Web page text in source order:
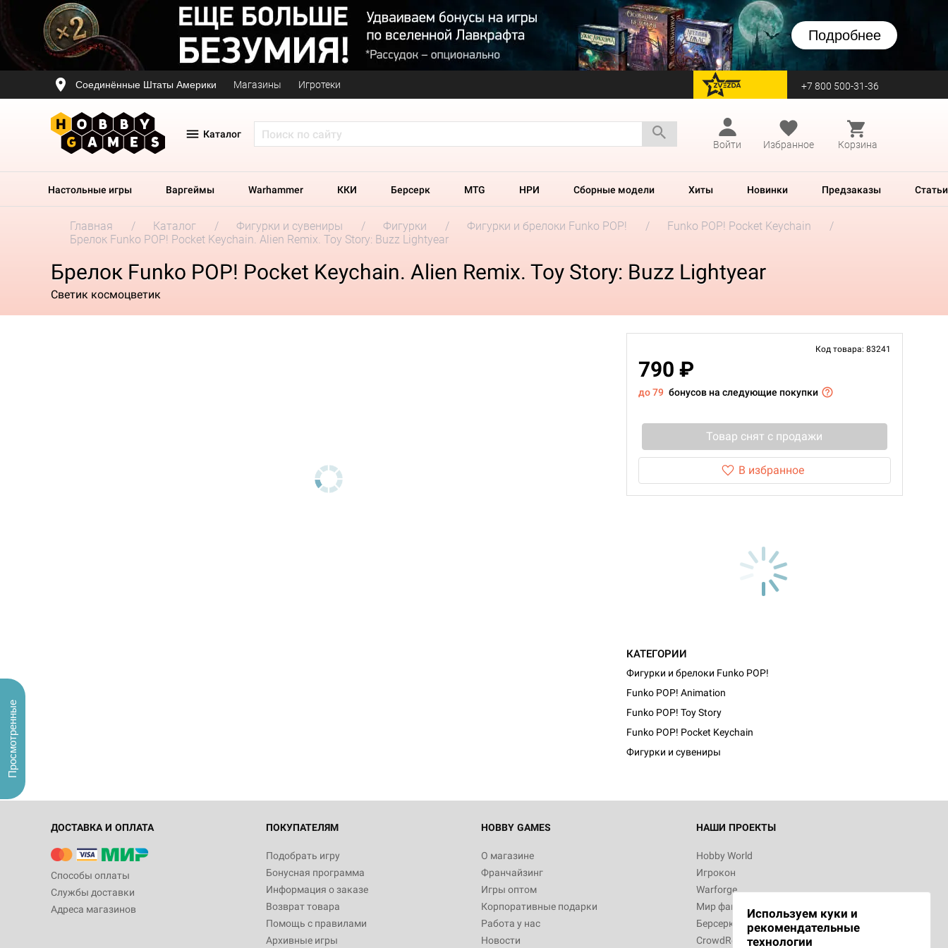
Подробнее
Соединённые Штаты Америки Магазины Игротеки перейти на Zvezda +7 800 500-31-36
Каталог
Войти
Избранное Корзина
Настольные игры Варгеймы Warhammer ККИ Берсерк MTG НРИ Сборные модели Хиты Новинки Предзаказы Статьи
Главная Каталог Фигурки и сувениры Фигурки Фигурки и брелоки Funko POP!
Funko POP! Pocket Keychain
Брелок Funko POP! Pocket Keychain. Alien Remix. Toy Story: Buzz Lightyear
Брелок Funko POP! Pocket Keychain. Alien Remix. Toy Story: Buzz Lightyear
Светик космоцветик
Код товара: 83241
790 ₽
до 79 бонусов на следующие покупки
Товар снят с продажи
В избранное
КАТЕГОРИИ
Фигурки и брелоки Funko POP!
Funko POP! Animation
Funko POP! Toy Story
Funko POP! Pocket Keychain
Фигурки и сувениры
ДОСТАВКА И ОПЛАТА
Способы оплаты
Службы доставки
Адреса магазинов
ПОКУПАТЕЛЯМ
Подобрать игру
Бонусная программа
Информация о заказе
Возврат товара
Помощь с правилами
Архивные игры
HOBBY GAMES
О магазине
Франчайзинг
Игры оптом
Корпоративные подарки
Работа у нас
Новости
НАШИ ПРОЕКТЫ
Hobby World
Игрокон
Warforge
Мир фантастики
Берсерк
CrowdRepublic
Используем куки и
рекомендательные
технологии
Просмотренные
Настольная игра Hobby World Зомбицид:
империи: Боевая тревога
799
Настольная игра Hobby World Ужас
Аркхэма. Карточная игра: Пир в Хемлок-
Вейл. Кампания
4 990